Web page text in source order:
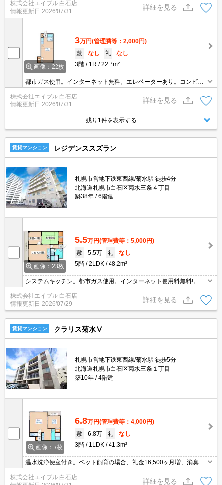
分。オンライン内見相談可。契約金（初期費用）クレジット決済
可。
株式会社エイブル 白石店
情報更新日 2026/07/31
詳細を見る
画像：22枚
3万円(管理費等：2,000円)
敷
なし 礼
なし
3階
1R 22.7m²
都市ガス使用。インターネット無料。エレベーターあり。コンビニ
まで86mはうれしいね。オンライン内見相談可。契約金（初期費
用）クレジット決済可。仲介手数料家賃の0.55ヵ月分。室内に洗濯
機置場あり。
株式会社エイブル 白石店
情報更新日 2026/07/31
詳細を見る
残り1件を表示する
賃貸マンション レジデンススズラン
札幌市営地下鉄東西線/菊水駅 徒歩4分
北海道札幌市白石区菊水三条４丁目
築38年
6階建
画像：23枚
5.5万円(管理費等：5,000円)
敷
5.5万 礼
なし
5階
2LDK 48.2m²
システムキッチン。都市ガス使用。インターネット使用料無料!。洗
面化粧台付き。駐車場は敷地内。駐輪場有。仲介手数料家賃の0.55
ヵ月分。初期費用カード払い可。温水洗浄便座付き。要火災保険。
株式会社エイブル 白石店
情報更新日 2026/07/29
詳細を見る
賃貸マンション クラリス菊水Ⅴ
札幌市営地下鉄東西線/菊水駅 徒歩5分
北海道札幌市白石区菊水三条１丁目
築10年
4階建
画像：7枚
6.8万円(管理費等：4,000円)
敷
6.8万 礼
なし
3階
1LDK 41.3m²
温水洗浄便座付き。ペット飼育の場合、礼金16,500ヶ月増、消臭消
毒料16,500円。都市ガス使用。オートロック。TVインターホン付
き。インターネット使用料無料!。初期費用クレジット払い可能。
株式会社エイブル 白石店
詳細を見る